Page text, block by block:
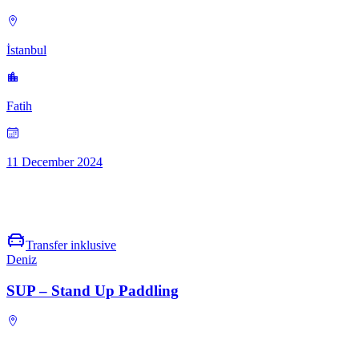
İstanbul
Fatih
11 December 2024
Transfer inklusive
Deniz
SUP – Stand Up Paddling